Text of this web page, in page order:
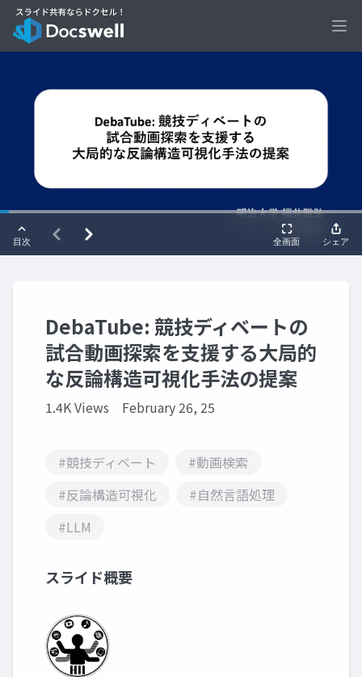
DebaTube: 競技ディベートの
試合動画探索を支援する大局的
な反論構造可視化手法の提案
1.4K Views February 26, 25
#競技ディベート
#動画検索
#反論構造可視化
#自然言語処理
#LLM
スライド概要